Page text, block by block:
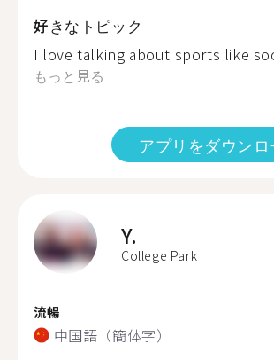
好きなトピック
I love talking about sports like
もっと見る
アプリをダウン
Y.
College Park
流暢
中国語（簡体字）